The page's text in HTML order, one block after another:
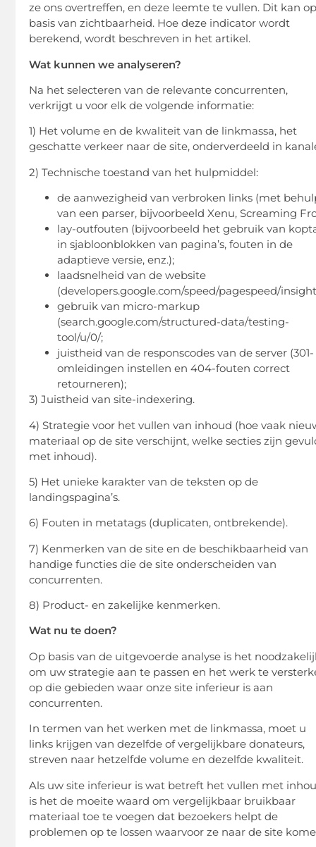
ze ons overtreffen, en deze leemte te vullen. Dit kan
basis van zichtbaarheid. Hoe deze indicator wordt
berekend, wordt beschreven in het artikel.
Wat kunnen we analyseren?
Na het selecteren van de relevante concurrenten,
verkrijgt u voor elk de volgende informatie:
1) Het volume en de kwaliteit van de linkmassa, het
geschatte verkeer naar de site, onderverdeeld in
2) Technische toestand van het hulpmiddel:
de aanwezigheid van verbroken links (met
van een parser, bijvoorbeeld Xenu, Screaming
lay-outfouten (bijvoorbeeld het gebruik van
in sjabloonblokken van pagina’s, fouten in de
adaptieve versie, enz.);
laadsnelheid van de website
(developers.google.com/speed/pagespeed/
gebruik van micro-markup
(search.google.com/structured-data/testing-
tool/u/0/;
juistheid van de responscodes van de server (301-
omleidingen instellen en 404-fouten correct
retourneren);
3) Juistheid van site-indexering.
4) Strategie voor het vullen van inhoud (hoe vaak
materiaal op de site verschijnt, welke secties zijn
met inhoud).
5) Het unieke karakter van de teksten op de
landingspagina’s.
6) Fouten in metatags (duplicaten, ontbrekende).
7) Kenmerken van de site en de beschikbaarheid van
handige functies die de site onderscheiden van
concurrenten.
8) Product- en zakelijke kenmerken.
Wat nu te doen?
Op basis van de uitgevoerde analyse is het
om uw strategie aan te passen en het werk te
op die gebieden waar onze site inferieur is aan
concurrenten.
In termen van het werken met de linkmassa, moet u
links krijgen van dezelfde of vergelijkbare donateurs,
streven naar hetzelfde volume en dezelfde kwaliteit.
Als uw site inferieur is wat betreft het vullen met
is het de moeite waard om vergelijkbaar bruikbaar
materiaal toe te voegen dat bezoekers helpt de
problemen op te lossen waarvoor ze naar de site